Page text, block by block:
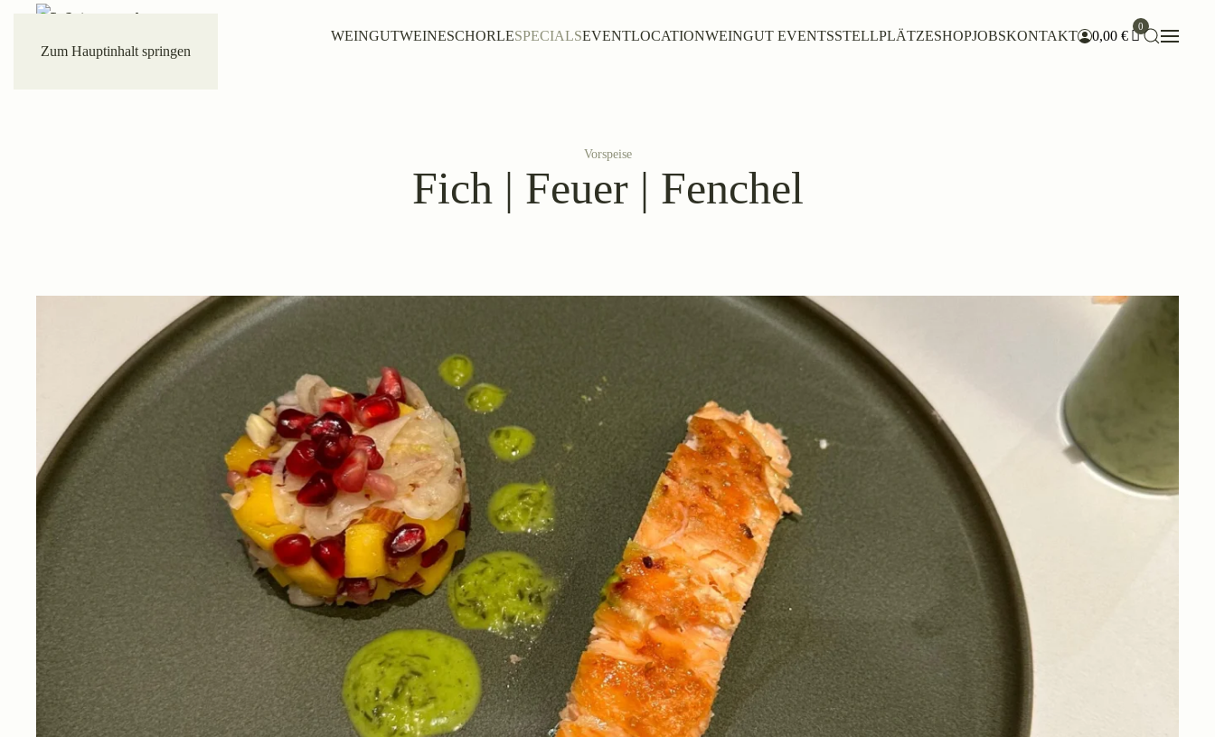
Zum Hauptinhalt springen
WEINGUTWEINESCHORLESPECIALSEVENTLOCATIONWEINGUT EVENTSSTELLPLÄTZESHOPJOBSKONTAKT 0,00 €
0
Vorspeise
Fich | Feuer | Fenchel